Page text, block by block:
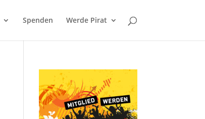
Spenden Werde Pirat